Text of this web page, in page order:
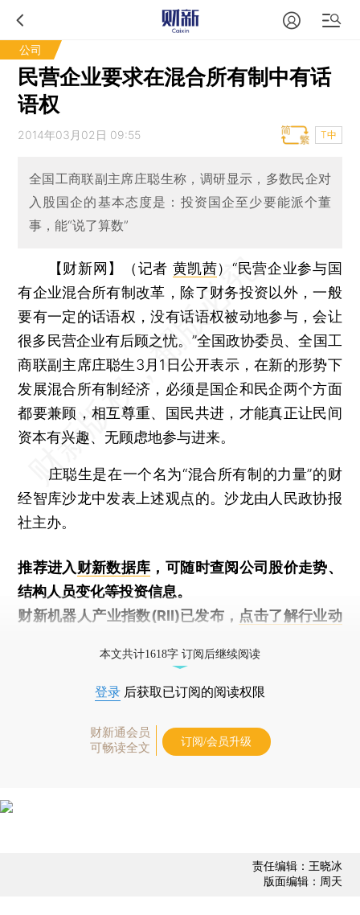
公司
民营企业要求在混合所有制中有话
语权
2014年03月02日 09:55 T中
全国工商联副主席庄聪生称，调研显示，多数民企对
入股国企的基本态度是：投资国企至少要能派个董
事，能“说了算数”
【财新网】（记者 黄凯茜）“民营企业参与国
有企业混合所有制改革，除了财务投资以外，一般
要有一定的话语权，没有话语权被动地参与，会让
很多民营企业有后顾之忧。”全国政协委员、全国工
商联副主席庄聪生3月1日公开表示，在新的形势下
发展混合所有制经济，必须是国企和民企两个方面
都要兼顾，相互尊重、国民共进，才能真正让民间
资本有兴趣、无顾虑地参与进来。
庄聪生是在一个名为“混合所有制的力量”的财
经智库沙龙中发表上述观点的。沙龙由人民政协报
社主办。
推荐进入财新数据库 ，可随时查阅公司股价走势、
结构人员变化等投资信息。
财新机器人产业指数(RII)已发布， 点击了解行业动
本文共计1618字 订阅后继续阅读
登录 后获取已订阅的阅读权限
财新通会员
可畅读全文
订阅/会员升级
责任编辑：王晓冰
版面编辑：周天